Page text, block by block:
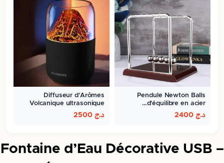
Pendule Newton Balls
d'équilibre en acier…
د.ج
Diffuseur d'Arômes
Volcanique ultrasonique
300ml
د.ج
Fontaine d’Eau Décorative USB –